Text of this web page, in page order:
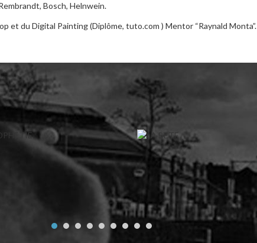
Bosch, Helnwein.
et du Digital Painting (Diplôme, tuto.com ) Mentor “Raynald Monta”.